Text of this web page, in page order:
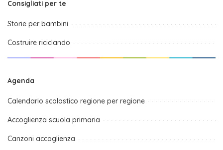
Consigliati per te
Storie per bambini
Costruire riciclando
Agenda
Calendario scolastico regione per regione
Accoglienza scuola primaria
Canzoni accoglienza